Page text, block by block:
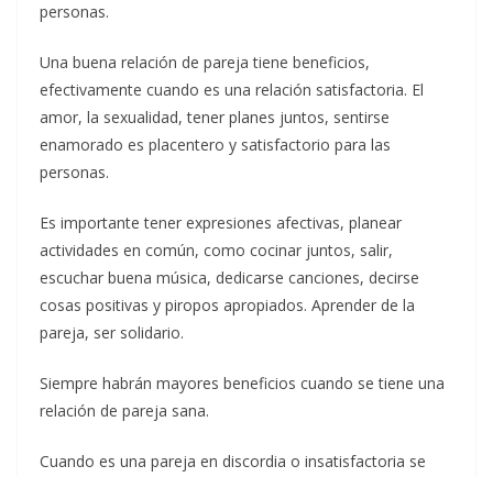
personas.
Una buena relación de pareja tiene beneficios,
efectivamente cuando es una relación satisfactoria. El
amor, la sexualidad, tener planes juntos, sentirse
enamorado es placentero y satisfactorio para las
personas.
Es importante tener expresiones afectivas, planear
actividades en común, como cocinar juntos, salir,
escuchar buena música, dedicarse canciones, decirse
cosas positivas y piropos apropiados. Aprender de la
pareja, ser solidario.
Siempre habrán mayores beneficios cuando se tiene una
relación de pareja sana.
Cuando es una pareja en discordia o insatisfactoria se